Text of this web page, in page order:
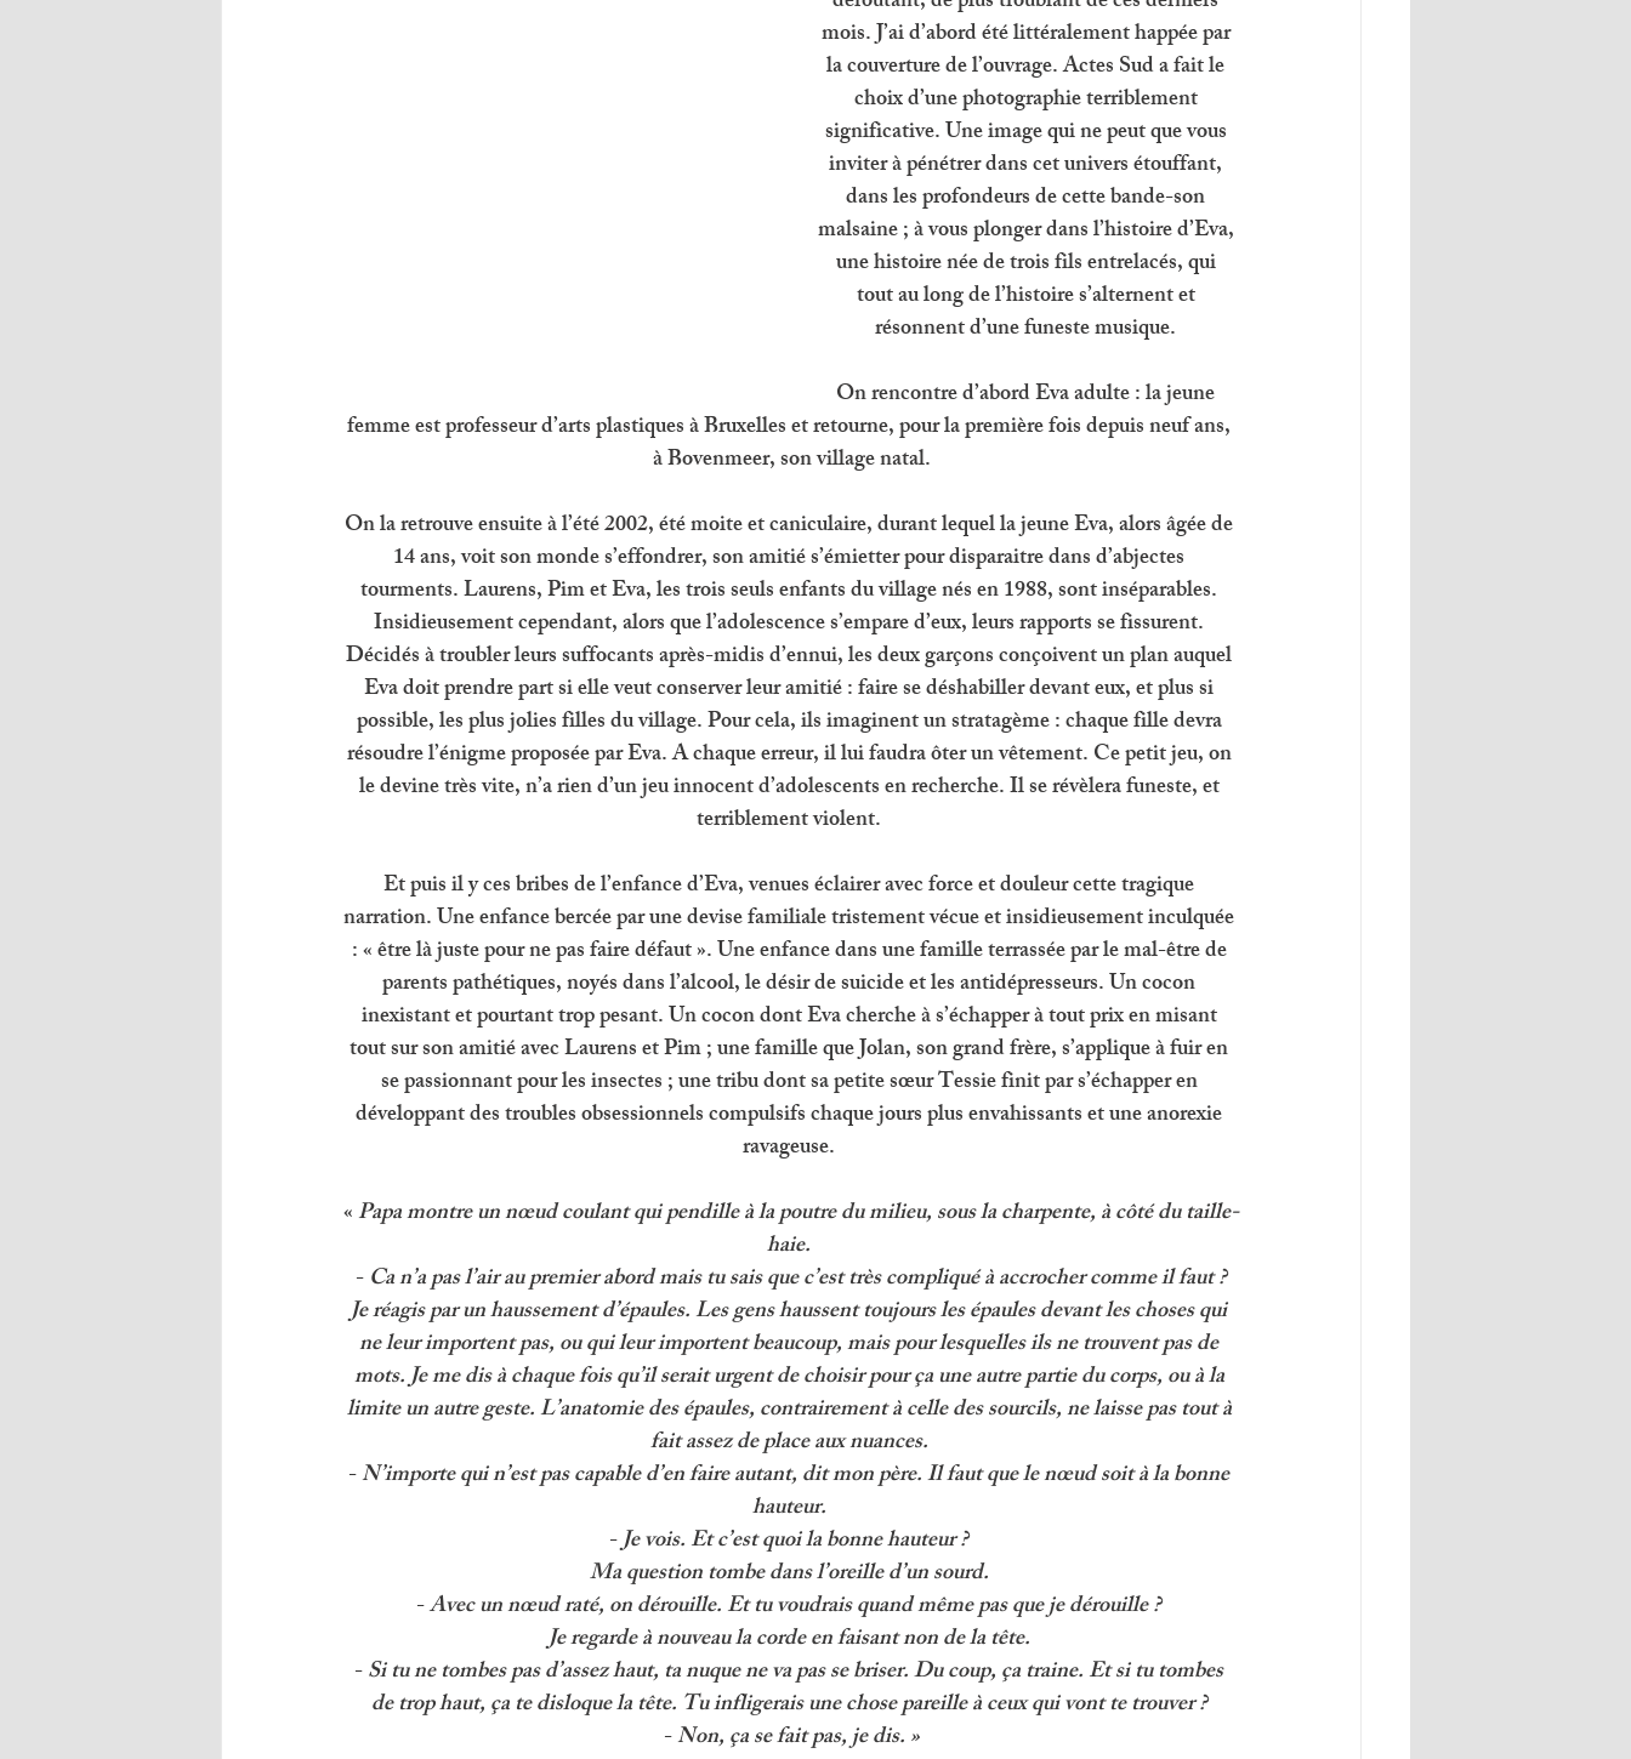
mois. J’ai d’abord été littéralement happée par
la couverture de l’ouvrage. Actes Sud a fait le
choix d’une photographie terriblement
significative. Une image qui ne peut que vous
inviter à pénétrer dans cet univers étouffant,
dans les profondeurs de cette bande-son
malsaine ; à vous plonger dans l’histoire d’Eva,
une histoire née de trois fils entrelacés, qui
tout au long de l’histoire s’alternent et
résonnent d’une funeste musique.
On rencontre d’abord Eva adulte : la jeune
femme est professeur d’arts plastiques à Bruxelles et retourne, pour la première fois depuis neuf ans,
à Bovenmeer, son village natal.
On la retrouve ensuite à l’été 2002, été moite et caniculaire, durant lequel la jeune Eva, alors âgée de
14 ans, voit son monde s’effondrer, son amitié s’émietter pour disparaitre dans d’abjectes
tourments. Laurens, Pim et Eva, les trois seuls enfants du village nés en 1988, sont inséparables.
Insidieusement cependant, alors que l’adolescence s’empare d’eux, leurs rapports se fissurent.
Décidés à troubler leurs suffocants après-midis d’ennui, les deux garçons conçoivent un plan auquel
Eva doit prendre part si elle veut conserver leur amitié : faire se déshabiller devant eux, et plus si
possible, les plus jolies filles du village. Pour cela, ils imaginent un stratagème : chaque fille devra
résoudre l’énigme proposée par Eva. A chaque erreur, il lui faudra ôter un vêtement. Ce petit jeu, on
le devine très vite, n’a rien d’un jeu innocent d’adolescents en recherche. Il se révèlera funeste, et
terriblement violent.
Et puis il y ces bribes de l’enfance d’Eva, venues éclairer avec force et douleur cette tragique
narration. Une enfance bercée par une devise familiale tristement vécue et insidieusement inculquée
: « être là juste pour ne pas faire défaut ». Une enfance dans une famille terrassée par le mal-être de
parents pathétiques, noyés dans l’alcool, le désir de suicide et les antidépresseurs. Un cocon
inexistant et pourtant trop pesant. Un cocon dont Eva cherche à s’échapper à tout prix en misant
tout sur son amitié avec Laurens et Pim ; une famille que Jolan, son grand frère, s’applique à fuir en
se passionnant pour les insectes ; une tribu dont sa petite sœur Tessie finit par s’échapper en
développant des troubles obsessionnels compulsifs chaque jours plus envahissants et une anorexie
ravageuse.
« Papa montre un nœud coulant qui pendille à la poutre du milieu, sous la charpente, à côté du taille-
haie.
- Ca n’a pas l’air au premier abord mais tu sais que c’est très compliqué à accrocher comme il faut ?
Je réagis par un haussement d’épaules. Les gens haussent toujours les épaules devant les choses qui
ne leur importent pas, ou qui leur importent beaucoup, mais pour lesquelles ils ne trouvent pas de
mots. Je me dis à chaque fois qu’il serait urgent de choisir pour ça une autre partie du corps, ou à la
limite un autre geste. L’anatomie des épaules, contrairement à celle des sourcils, ne laisse pas tout à
fait assez de place aux nuances.
- N’importe qui n’est pas capable d’en faire autant, dit mon père. Il faut que le nœud soit à la bonne
hauteur.
- Je vois. Et c’est quoi la bonne hauteur ?
Ma question tombe dans l’oreille d’un sourd.
- Avec un nœud raté, on dérouille. Et tu voudrais quand même pas que je dérouille ?
Je regarde à nouveau la corde en faisant non de la tête.
- Si tu ne tombes pas d’assez haut, ta nuque ne va pas se briser. Du coup, ça traine. Et si tu tombes
de trop haut, ça te disloque la tête. Tu infligerais une chose pareille à ceux qui vont te trouver ?
- Non, ça se fait pas, je dis. »